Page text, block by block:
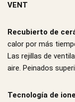
VENT
Recubierto de
calor por más
Las rejillas de
aire. Peinados
Tecnología de